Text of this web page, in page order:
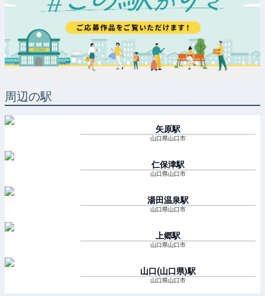
周辺の駅
矢原駅
山口県山口市
仁保津駅
山口県山口市
湯田温泉駅
山口県山口市
上郷駅
山口県山口市
山口(山口県)駅
山口県山口市